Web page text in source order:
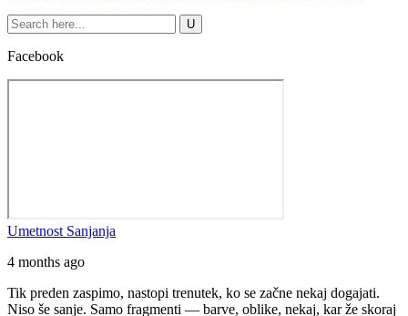
Facebook
Umetnost Sanjanja
4 months ago
Tik preden zaspimo, nastopi trenutek, ko se začne nekaj dogajati.
Niso še sanje. Samo fragmenti — barve, oblike, nekaj, kar že skoraj